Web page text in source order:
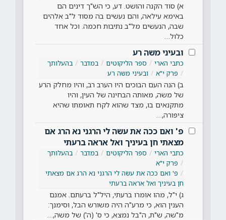
א) סוד הקנה והושט. דע, כי הש"ך דינים הם
באימא עילאה, והם נעשים בה מסוד ל"ב אלהים
שבה, הנעשים מל"ב נתיבות חכמה. וכל אחד
כלול…
ובעיני משה רע
כתבי הארי ספר הליקוטים במדבר
בהעלותך
פרק י"א
ובעיני משה רע
ב) הנה העם הבוכים היו הערב רב, והיו מחלק הרע
של משה, מאותה הבחינה של העין, והיו
מתקנאים בו, מצד שהוא לקח תאומתו שהיא
ציפורה,…
פ' ואם ככה את עשה לי הרגני נא הרג אם
מצאתי חן בעיניך ואל אראה ברעתי
כתבי הארי ספר הליקוטים במדבר
בהעלותך
פרק י"א
פ' ואם ככה את עשה לי הרגני נא הרג אם מצאתי
חן בעיניך ואל אראה ברעתי
ג) י"ל, מהו אומרו ברעתי, היל"ל ברעתם. אמנם
הענין הוא, כי מרע"ה היה משורש הבל, וסימנך:
מ"שה, ש"ת, ה"בל נמצא, כי ס' (ה') של משה,…